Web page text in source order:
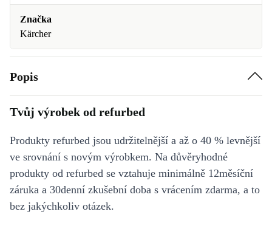
Značka
Kärcher
Popis
Tvůj výrobek od refurbed
Produkty refurbed jsou udržitelnější a až o 40 % levnější
ve srovnání s novým výrobkem. Na důvěryhodné
produkty od refurbed se vztahuje minimálně 12měsíční
záruka a 30denní zkušební doba s vrácením zdarma, a to
bez jakýchkoliv otázek.